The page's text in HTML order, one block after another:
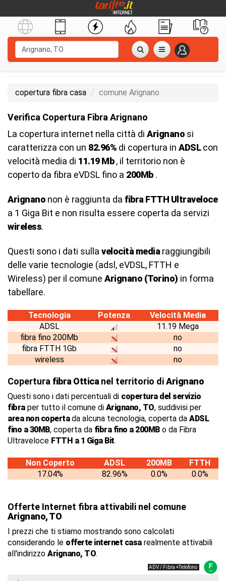
copertura fibra casa comune Arignano
Verifica Copertura Fibra Arignano
La copertura internet nella città di Arignano si
caratterizza con un 82.96% di copertura in ADSLcon
velocità media di 11.19 Mb, il territorio non è
coperto da fibra eVDSL fino a 200Mb.
Arignano non è raggiunta da fibra FTTH Ultraveloce
a 1 Giga Bit e non risulta essere coperta da servizi
wireless.
Questi sono i dati sulla velocità media raggiungibili
delle varie tecnologie (adsl, eVDSL, FTTH e
Wireless) per il comune Arignano (Torino) in forma
tabellare.
Tecnologia Potenza
Velocità Media
ADSL
11.19 Mega
fibra fino 200Mb
no
fibra FTTH 1Gb
no
wireless
no
Copertura fibra Ottica nel territorio diArignano
Questi sono i dati percentuali di copertura del servizio
fibraper tutto il comune di Arignano, TO, suddivisi per
area non copertada alcuna tecnologia, coperta da ADSL
fino a 30MB, coperta da fibra fino a 200MBo da Fibra
Ultraveloce FTTH a 1 Giga Bit.
Non Coperto ADSL 200MB
FTTH
17.04%
82.96% 0.0% 0.0%
Offerte Internet fibra attivabili nel comune
Arignano, TO
I prezzi che ti stiamo mostrando sono calcolati
considerando le offerte internet casarealmente attivabili
all'indirizzo Arignano, TO.
ADV / Fibra +Telefono